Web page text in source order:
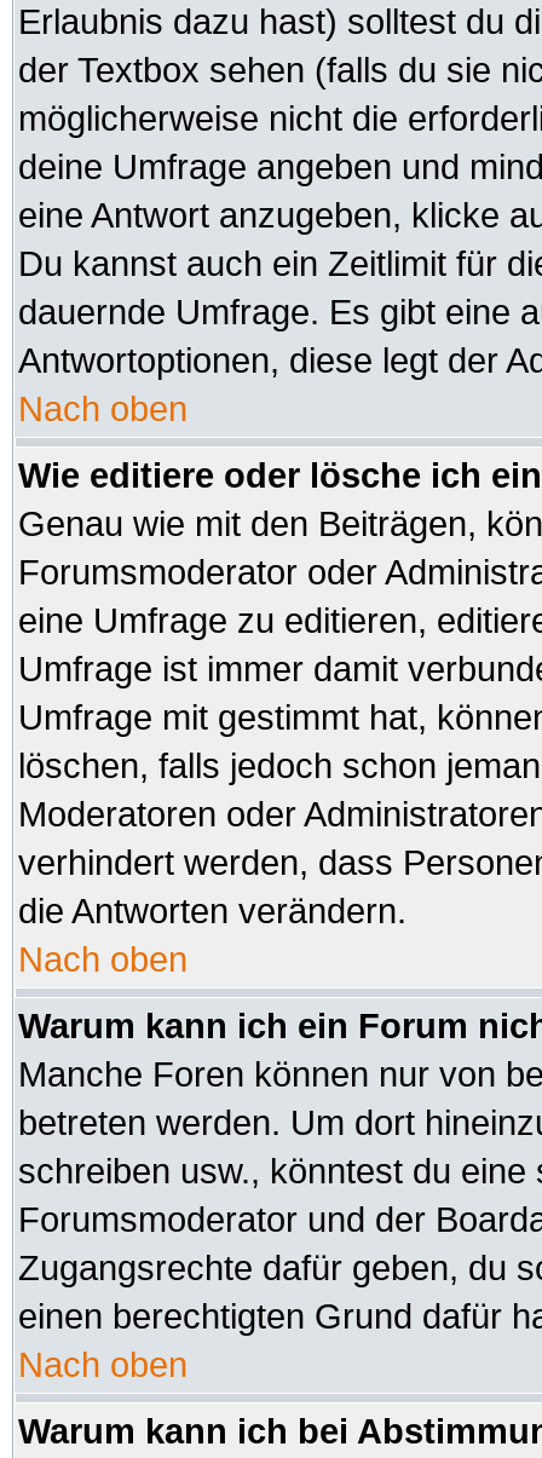
Erlaubnis dazu hast) solltest du
der Textbox sehen (falls du sie
möglicherweise nicht die
deine Umfrage angeben und
eine Antwort anzugeben, klicke
Du kannst auch ein Zeitlimit für
dauernde Umfrage. Es gibt eine
Antwortoptionen, diese legt der
Nach oben
Wie editiere oder lösche ich
Genau wie mit den Beiträgen,
Forumsmoderator oder
eine Umfrage zu editieren,
Umfrage ist immer damit
Umfrage mit gestimmt hat,
löschen, falls jedoch schon
Moderatoren oder
verhindert werden, dass
die Antworten verändern.
Nach oben
Warum kann ich ein Forum
Manche Foren können nur von
betreten werden. Um dort
schreiben usw., könntest du
Forumsmoderator und der
Zugangsrechte dafür geben, du
einen berechtigten Grund dafür
Nach oben
Warum kann ich bei